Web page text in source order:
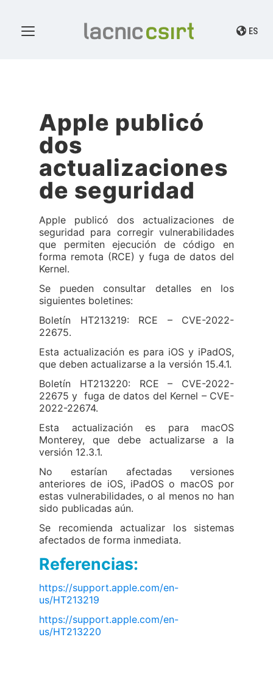
ES
Apple publicó
dos
actualizaciones
de seguridad
Apple publicó dos actualizaciones de
seguridad para corregir vulnerabilidades
que permiten ejecución de código en
forma remota (RCE) y fuga de datos del
Kernel.
Se pueden consultar detalles en los
siguientes boletines:
Boletín HT213219: RCE – CVE-2022-
22675.
Esta actualización es para iOS y iPadOS,
que deben actualizarse a la versión 15.4.1.
Boletín HT213220: RCE – CVE-2022-
22675 y fuga de datos del Kernel – CVE-
2022-22674.
Esta actualización es para macOS
Monterey, que debe actualizarse a la
versión 12.3.1.
No estarían afectadas versiones
anteriores de iOS, iPadOS o macOS por
estas vulnerabilidades, o al menos no han
sido publicadas aún.
Se recomienda actualizar los sistemas
afectados de forma inmediata.
Referencias:
https://support.apple.com/en-
us/HT213219
https://support.apple.com/en-
us/HT213220